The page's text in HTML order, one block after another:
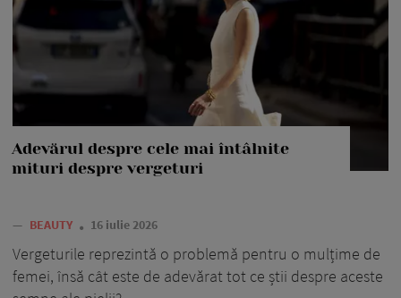
Adevărul despre cele mai întâlnite
mituri despre vergeturi
— BEAUTY 16 iulie 2026
Vergeturile reprezintă o problemă pentru o mulțime de
femei, însă cât este de adevărat tot ce știi despre aceste